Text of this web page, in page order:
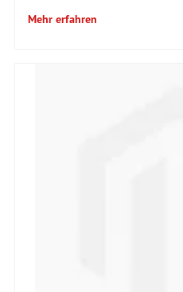
Mehr erfahren